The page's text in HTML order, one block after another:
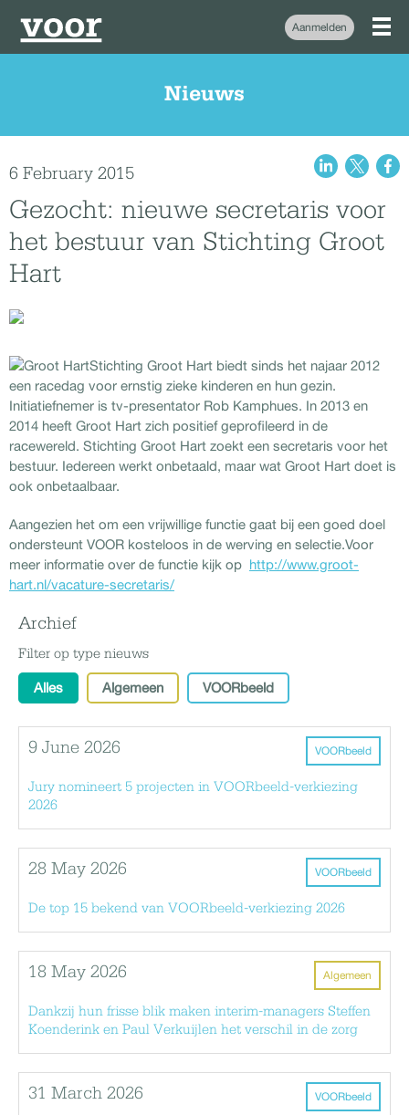
Aanmelden
Nieuws
6 February 2015
Gezocht: nieuwe secretaris voor
het bestuur van Stichting Groot
Hart
Stichting Groot Hart biedt sinds het najaar 2012
een racedag voor ernstig zieke kinderen en hun gezin.
Initiatiefnemer is tv-presentator Rob Kamphues. In 2013 en
2014 heeft Groot Hart zich positief geprofileerd in de
racewereld. Stichting Groot Hart zoekt een secretaris voor het
bestuur. Iedereen werkt onbetaald, maar wat Groot Hart doet is
ook onbetaalbaar.
Aangezien het om een vrijwillige functie gaat bij een goed doel
ondersteunt VOOR kosteloos in de werving en selectie.Voor
meer informatie over de functie kijk op http://www.groot-
hart.nl/vacature-secretaris/
Archief
Filter op type nieuws
Alles Algemeen VOORbeeld
VOORbeeld
9 June 2026
Jury nomineert 5 projecten in VOORbeeld-verkiezing
2026
VOORbeeld
28 May 2026
De top 15 bekend van VOORbeeld-verkiezing 2026
Algemeen
18 May 2026
Dankzij hun frisse blik maken interim-managers Steffen
Koenderink en Paul Verkuijlen het verschil in de zorg
VOORbeeld
31 March 2026